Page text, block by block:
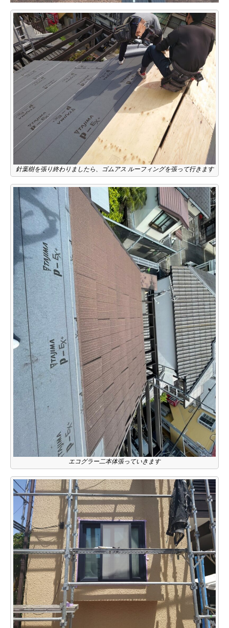
針葉樹を張り終わりましたら、ゴムアス ルーフィングを張って行きます
エコグラー二本体張っていきます